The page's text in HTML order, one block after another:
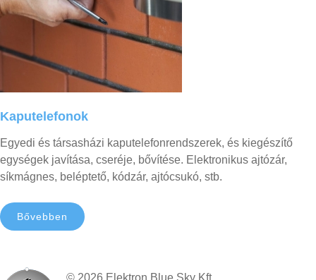
Kaputelefonok
Egyedi és társasházi kaputelefonrendszerek, és kiegészítő
egységek javítása, cseréje, bővítése. Elektronikus ajtózár,
síkmágnes, beléptető, kódzár, ajtócsukó, stb.
Bővebben